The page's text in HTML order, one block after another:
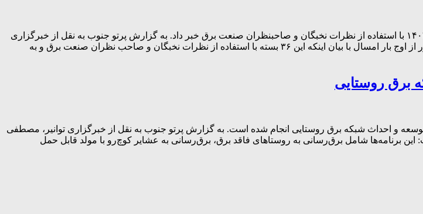
مدیرعامل شرکت توانیر از طراحی ۳۶ بسته مدیریت مصرف برق برای عبور از اوج بار تابستان ۱۴۰۴ با استفاده از نظرات نخبگان و صاحبنظران صنعت برق خبر داد. به گزارش پرتو جنوب به نقل از خبرگزاری
توانیر، مصطفی رجبی مشهدی در جلسه هماهنگی مدیریت مصرف برق در فصل گرم سال و عبور از اوج بار امسال با بیان اینکه این ۳۶ بسته با استفاده از نظرات نخبگان و صاحب نظران صنعت برق و به
۱۵۰۰۰ میلیارد تومان سرمایه گذاری برای توسعه و احداث شبکه برق روستایی انجام شده است. به گزارش پرتو جنوب به نقل از خبرگزاری توانیر، مصطفی
برنامه‌ها شامل برق‌رسانی به روستاهای فاقد برق، برق‌رسانی به عشایر کوچ‌رو با مولد قابل حمل